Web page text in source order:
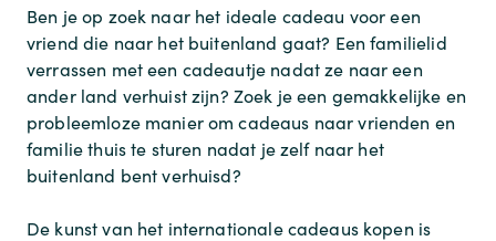
Ben je op zoek naar het ideale cadeau voor een
vriend die naar het buitenland gaat? Een familielid
verrassen met een cadeautje nadat ze naar een
ander land verhuist zijn? Zoek je een gemakkelijke en
probleemloze manier om cadeaus naar vrienden en
familie thuis te sturen nadat je zelf naar het
buitenland bent verhuisd?
De kunst van het internationale cadeaus kopen is